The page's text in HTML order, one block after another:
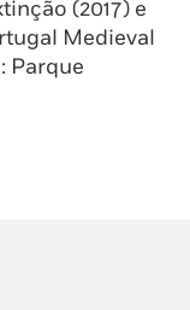
(2017) e
Medieval
Parque